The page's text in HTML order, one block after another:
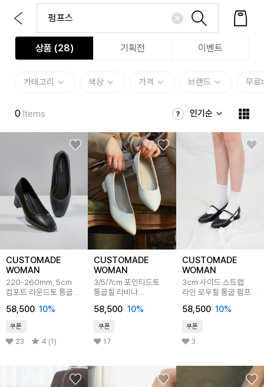
상품 (28) 기획전 이벤트
카테고리 색상 가격 브랜드 무료
0 Items 인기순
CUSTOMADE
WOMAN
220-260mm, 5cm
컴포트 라운드토 통굽
CW0013
58,500 10%
쿠폰
23 4 (1)
CUSTOMADE
WOMAN
3/5/7cm 포인티드토
통굽힐 라비나
58,500 10%
쿠폰
17
CUSTOMADE
WOMAN
3cm 사이드 스트랩
라인 로우힐 통굽 펌프스
58,500 10%
쿠폰
3